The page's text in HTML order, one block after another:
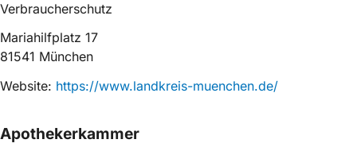
Verbraucherschutz
Mariahilfplatz 17
81541 München
Website: https://www.landkreis-muenchen.de/
Apothekerkammer